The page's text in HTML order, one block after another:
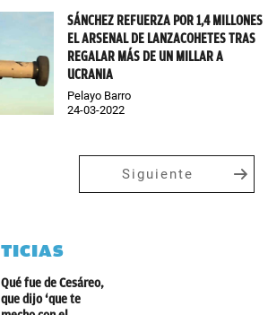
SÁNCHEZ REFUERZA POR 1,4 MILLONES
EL ARSENAL DE LANZACOHETES TRAS
REGALAR MÁS DE UN MILLAR A
UCRANIA
Pelayo Barro
24-03-2022
Siguiente
Qué fue de Cesáreo,
que dijo ‘que te